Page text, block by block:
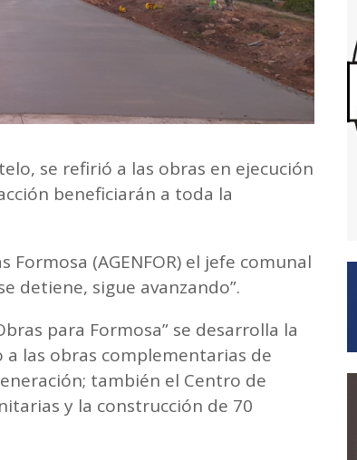
se refirió a las obras en ejecución
beneficiarán a toda la
(AGENFOR) el jefe comunal
detiene, sigue avanzando”.
para Formosa” se desarrolla la
las obras complementarias de
también el Centro de
y la construcción de 70